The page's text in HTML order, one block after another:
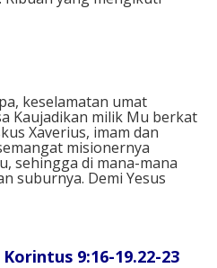
keselamatan umat
Kaujadikan milik Mu berkat
Xaverius, imam dan
misionernya
sehingga di mana-mana
suburnya. Demi Yesus
Korintus 9:16-19.22-23